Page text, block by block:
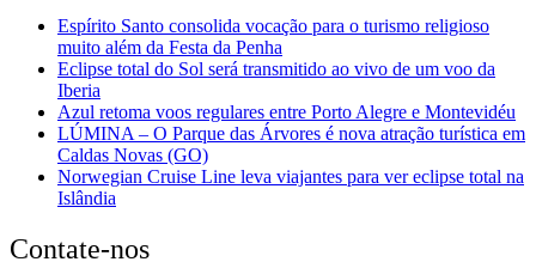
Espírito Santo consolida vocação para o turismo religioso
muito além da Festa da Penha
Eclipse total do Sol será transmitido ao vivo de um voo da
Iberia
Azul retoma voos regulares entre Porto Alegre e Montevidéu
LÚMINA – O Parque das Árvores é nova atração turística em
Caldas Novas (GO)
Norwegian Cruise Line leva viajantes para ver eclipse total na
Islândia
Contate-nos